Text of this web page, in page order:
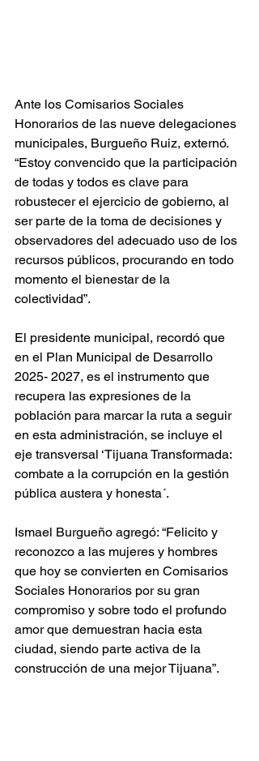
Ante los Comisarios Sociales
Honorarios de las nueve delegaciones
municipales, Burgueño Ruiz, externó.
“Estoy convencido que la participación
de todas y todos es clave para
robustecer el ejercicio de gobierno, al
ser parte de la toma de decisiones y
observadores del adecuado uso de los
recursos públicos, procurando en todo
momento el bienestar de la
colectividad”.
El presidente municipal, recordó que
en el Plan Municipal de Desarrollo
2025- 2027, es el instrumento que
recupera las expresiones de la
población para marcar la ruta a seguir
en esta administración, se incluye el
eje transversal ‘Tijuana Transformada:
combate a la corrupción en la gestión
pública austera y honesta´.
Ismael Burgueño agregó: “Felicito y
reconozco a las mujeres y hombres
que hoy se convierten en Comisarios
Sociales Honorarios por su gran
compromiso y sobre todo el profundo
amor que demuestran hacia esta
ciudad, siendo parte activa de la
construcción de una mejor Tijuana”.